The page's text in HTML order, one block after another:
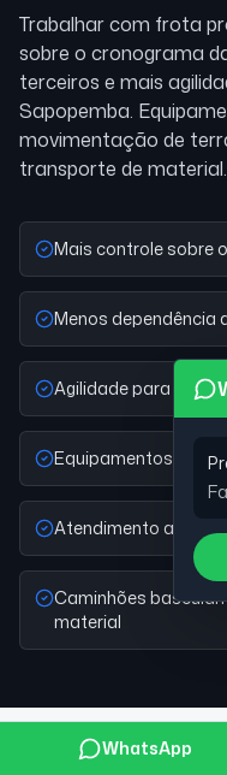
Trabalhar com frota
sobre o cronograma
terceiros e mais
Sapopemba.
movimentação de
transporte de material.
Mais controle sobre
Menos dependência
Agilidade para visita
Equipamentos
Atendimento a
Caminhões
material
WhatsApp